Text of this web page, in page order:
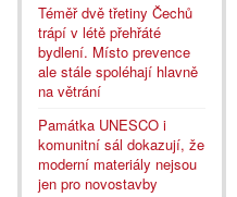
Téměř dvě třetiny Čechů
trápí v létě přehřáté
bydlení. Místo prevence
ale stále spoléhají hlavně
na větrání
Památka UNESCO i
komunitní sál dokazují, že
moderní materiály nejsou
jen pro novostavby